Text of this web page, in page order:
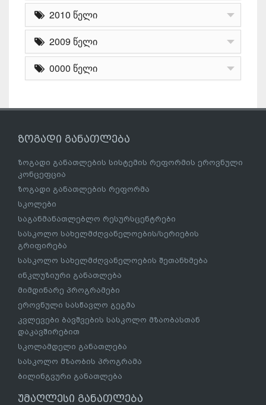
2010 წელი
2009 წელი
0000 წელი
ზოგადი განათლება
ზოგადი განათლების სისტემის რეფორმის ეროვნული
კონცეფცია
ზოგადი განათლების რეფორმა
სკოლები
საგანმანათლებლო რესურსცენტრები
სასკოლო სახელმძღვანელოების/სერიების
გრიფირება
სასკოლო სახელმძღვანელოების შეთანხმება
ინკლუზიური განათლება
მიმდინარე პროგრამები
ეროვნული სასწავლო გეგმა
კვლევები ბავშვების სასკოლო მზაობასთან
დაკავშირებით
სკოლამდელი განათლება
სასკოლო მზაობის პროგრამა
ბილინგვური განათლება
უმაღლესი განათლება